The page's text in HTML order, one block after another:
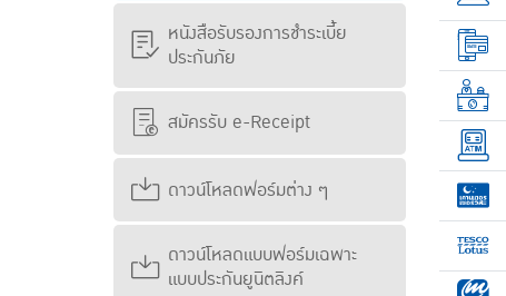
หนังสือรับรองการชำระเบี้ย
ประกันภัย
สมัครรับ e-Receipt
ดาวน์โหลดฟอร์มต่าง ๆ
ดาวน์โหลดแบบฟอร์มเฉพาะ
แบบประกันยูนิตลิงค์